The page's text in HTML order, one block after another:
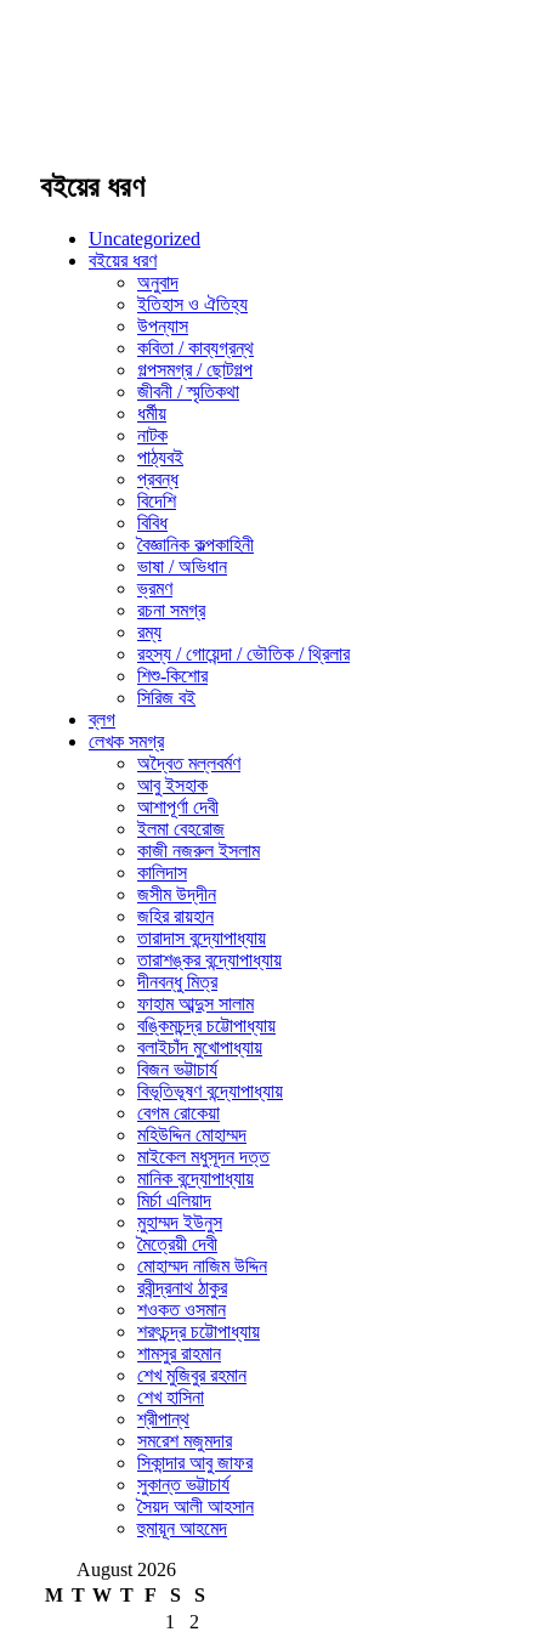
বইয়ের ধরণ
Uncategorized
বইয়ের ধরণ
অনুবাদ
ইতিহাস ও ঐতিহ্য
উপন্যাস
কবিতা / কাব্যগ্রন্থ
গল্পসমগ্র / ছোটগল্প
জীবনী / স্মৃতিকথা
ধর্মীয়
নাটক
পাঠ্যবই
প্রবন্ধ
বিদেশি
বিবিধ
বৈজ্ঞানিক কল্পকাহিনী
ভাষা / অভিধান
ভ্রমণ
রচনা সমগ্র
রম্য
রহস্য / গোয়েন্দা / ভৌতিক / থ্রিলার
শিশু-কিশোর
সিরিজ বই
ব্লগ
লেখক সমগ্র
অদ্বৈত মল্লবর্মণ
আবু ইসহাক
আশাপূর্ণা দেবী
ইলমা বেহরোজ
কাজী নজরুল ইসলাম
কালিদাস
জসীম উদ্‌দীন
জহির রায়হান
তারাদাস বন্দ্যোপাধ্যায়
তারাশঙ্কর বন্দ্যোপাধ্যায়
দীনবন্ধু মিত্র
ফাহাম আব্দুস সালাম
বঙ্কিমচন্দ্র চট্টোপাধ্যায়
বলাইচাঁদ মুখোপাধ্যায়
বিজন ভট্টাচার্য
বিভূতিভূষণ বন্দ্যোপাধ্যায়
বেগম রোকেয়া
মহিউদ্দিন মোহাম্মদ
মাইকেল মধুসূদন দত্ত
মানিক বন্দ্যোপাধ্যায়
মির্চা এলিয়াদ
মুহাম্মদ ইউনুস
মৈত্রেয়ী দেবী
মোহাম্মদ নাজিম উদ্দিন
রবীন্দ্রনাথ ঠাকুর
শওকত ওসমান
শরৎচন্দ্র চট্টোপাধ্যায়
শামসুর রাহমান
শেখ মুজিবুর রহমান
শেখ হাসিনা
শ্রীপান্থ
সমরেশ মজুমদার
সিকান্দার আবু জাফর
সুকান্ত ভট্টাচার্য
সৈয়দ আলী আহসান
হুমায়ূন আহমেদ
August 2026
M T W T F S
S
1
2